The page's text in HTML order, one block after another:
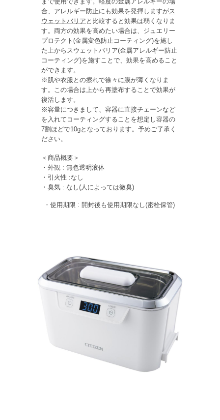
合、アレルギー防止にも効果を発揮しますがス
ウェットバリア と比較すると効果は弱くなりま
す。両方の効果を高めたい場合は、ジュエリー
プロテクト(金属変色防止コーティング)を施し
た上からスウェットバリア(金属アレルギー防止
コーティング)を施すことで、効果を高めること
ができます。
※肌や衣服との擦れで徐々に膜が薄くなりま
す。この場合は上から再塗布することで効果が
復活します。
※容量につきまして、容器に直接チェーンなど
を入れてコーティングすることを想定し容器の
7割ほどで10gとなっております。予めご了承く
ださい。
＜商品概要＞
・外観 : 無色透明液体
・引火性 :なし
・臭気 : なし(人によっては微臭)
・使用期限 : 開封後も使用期限なし(密栓保管)